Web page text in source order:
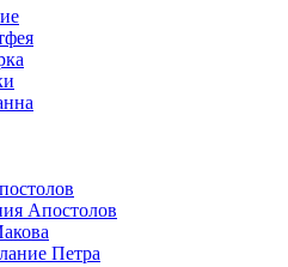
Апостолов
Петра